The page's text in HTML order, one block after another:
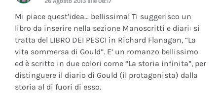
Mi piace quest’idea… bellissima! Ti suggerisco un
libro da inserire nella sezione Manoscritti e diari: si
tratta del LIBRO DEI PESCI in Richard Flanagan, “La
vita sommersa di Gould”. E’ un romanzo bellissimo
ed è scritto in due colori come “La storia infinita”, per
distinguere il diario di Gould (il protagonista) dalla
storia al di fuori di esso.